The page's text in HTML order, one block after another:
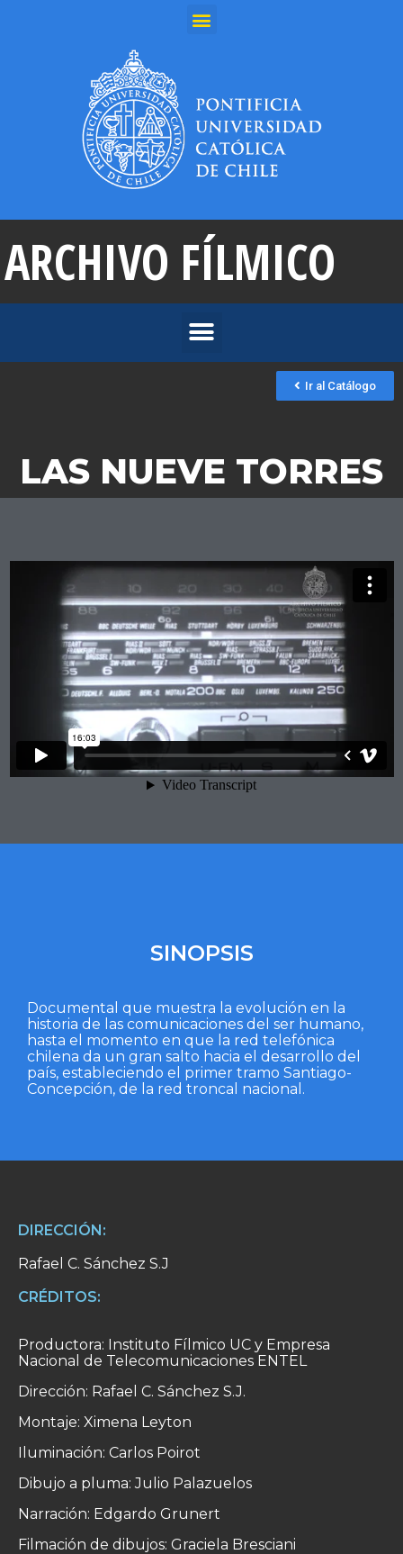
ARCHIVO FÍLMICO
Ir al Catálogo
LAS NUEVE TORRES
SINOPSIS
Documental que muestra la evolución en la
historia de las comunicaciones del ser humano,
hasta el momento en que la red telefónica
chilena da un gran salto hacia el desarrollo del
país, estableciendo el primer tramo Santiago-
Concepción, de la red troncal nacional.
DIRECCIÓN:
Rafael C. Sánchez S.J
CRÉDITOS:
Productora: Instituto Fílmico UC y Empresa
Nacional de Telecomunicaciones ENTEL
Dirección: Rafael C. Sánchez S.J.
Montaje: Ximena Leyton
Iluminación: Carlos Poirot
Dibujo a pluma: Julio Palazuelos
Narración: Edgardo Grunert
Filmación de dibujos: Graciela Bresciani